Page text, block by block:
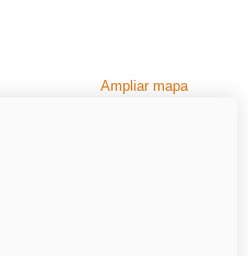
Ampliar mapa